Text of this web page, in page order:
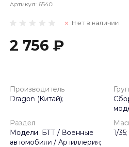
Артикул: 6540
Нет в наличии
2 756 ₽
Производитель
Dragon (Китай);
Раздел
Модели. БТТ / Военные
автомобили / Артиллерия;
1/35;